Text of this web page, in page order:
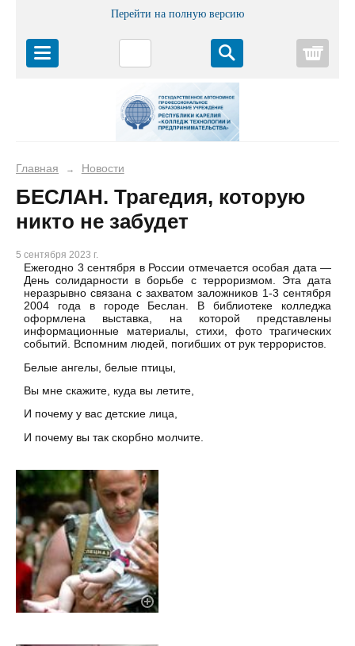
Перейти на полную версию
Главная → Новости
БЕСЛАН. Трагедия, которую
никто не забудет
5 сентября 2023 г.
Ежегодно 3 сентября в России отмечается особая дата —
День солидарности в борьбе с терроризмом. Эта дата
неразрывно связана с захватом заложников 1-3 сентября
2004 года в городе Беслан. В библиотеке колледжа
оформлена выставка, на которой представлены
информационные материалы, стихи, фото трагических
событий. Вспомним людей, погибших от рук террористов.
Белые ангелы, белые птицы,
Вы мне скажите, куда вы летите,
И почему у вас детские лица,
И почему вы так скорбно молчите.